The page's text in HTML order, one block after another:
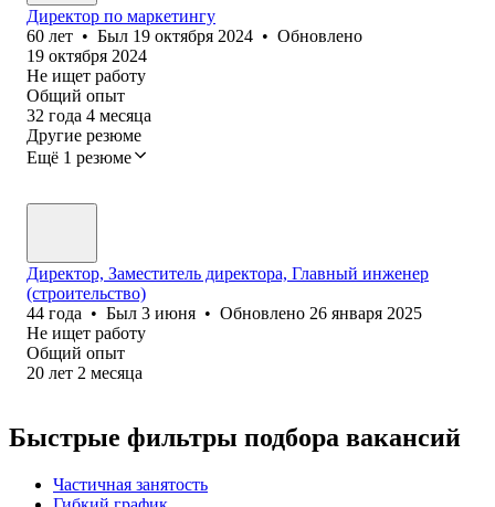
Директор по маркетингу
60 лет • Был 19 октября 2024 • Обновлено
19 октября 2024
Не ищет работу
Общий опыт
32 года 4 месяца
Другие резюме
Ещё 1 резюме
Директор, Заместитель директора, Главный инженер
(строительство)
44 года • Был 3 июня • Обновлено 26 января 2025
Не ищет работу
Общий опыт
20 лет 2 месяца
Быстрые фильтры подбора вакансий
Частичная занятость